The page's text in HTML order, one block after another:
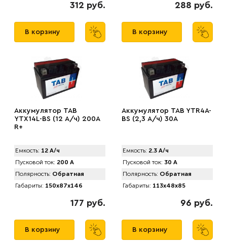
312 руб.
В корзину
288 руб.
В корзину
Аккумулятор TAB
YTX14L-BS (12 А/ч) 200A
R+
Емкость: 12 А/ч
Пусковой ток: 200 А
Полярность: Обратная
Габариты: 150x87x146
177 руб.
В корзину
Аккумулятор TAB YTR4A-
BS (2,3 А/ч) 30A
Емкость: 2.3 А/ч
Пусковой ток: 30 А
Полярность: Обратная
Габариты: 113x48x85
96 руб.
В корзину